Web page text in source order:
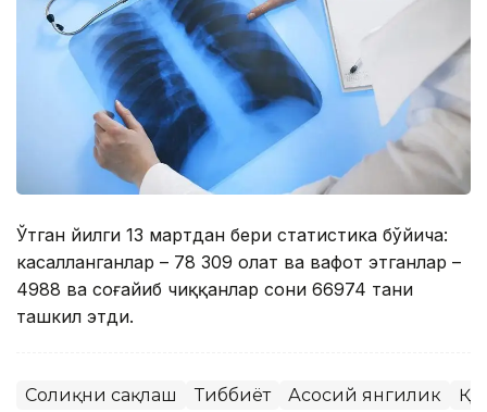
Ўтган йилги 13 мартдан бери статистика бўйича:
касалланганлар – 78 309 ҳолат ва вафот этганлар –
4988 ва соғайиб чиққанлар сони 66974 тани
ташкил этди.
Соғлиқни сақлаш Тиббиёт Асосий янгилик ҚР